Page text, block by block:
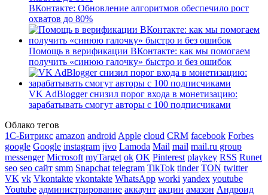
ВКонтакте: Обновление алгоритмов обеспечило рост
охватов до 80%
Помощь в верификации ВКонтакте: как мы помогаем
получить «синюю галочку» быстро и без ошибок
VK AdBlogger снизил порог входа в монетизацию:
зарабатывать смогут авторы с 100 подписчиками
Облако тегов
1С-Битрикс amazon android Apple cloud CRM facebook Forbes
google Google instagram jivo Lamoda Mail mail mail.ru group
messenger Microsoft myTarget ok OK Pinterest playkey RSS Runet
seo seo сайт smm Snapchat telegram TikTok tinder TON twitter
VK vk Vkontakte vkontakte WhatsApp worki yandex youtube
Youtube администрирование аккаунт акции амазон Андроид